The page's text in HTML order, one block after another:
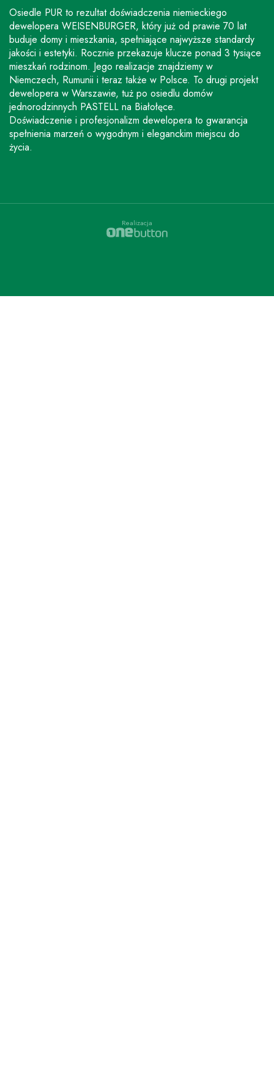
Osiedle PUR to rezultat doświadczenia niemieckiego
dewelopera WEISENBURGER, który już od prawie 70 lat
buduje domy i mieszkania, spełniające najwyższe standardy
jakości i estetyki. Rocznie przekazuje klucze ponad 3 tysiące
mieszkań rodzinom. Jego realizacje znajdziemy w
Niemczech, Rumunii i teraz także w Polsce. To drugi projekt
dewelopera w Warszawie, tuż po osiedlu domów
jednorodzinnych PASTELL na Białołęce.
Doświadczenie i profesjonalizm dewelopera to gwarancja
spełnienia marzeń o wygodnym i eleganckim miejscu do
życia.
Realizacja